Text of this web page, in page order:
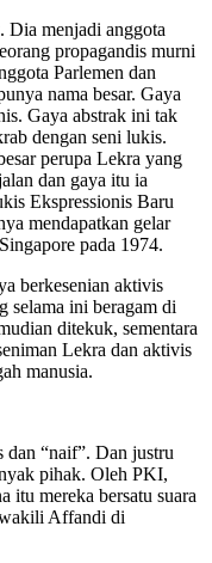
Dia menjadi anggota
propagandis murni
Parlemen dan
nama besar. Gaya
Gaya abstrak ini tak
dengan seni lukis.
perupa Lekra yang
dan gaya itu ia
Ekspressionis Baru
mendapatkan gelar
pada 1974.
berkesenian aktivis
selama ini beragam di
ditekuk, sementara
Lekra dan aktivis
manusia.
dan “naif”. Dan justru
pihak. Oleh PKI,
itu mereka bersatu suara
Affandi di